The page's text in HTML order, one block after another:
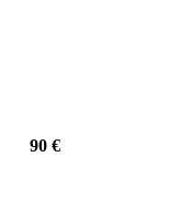
90 €